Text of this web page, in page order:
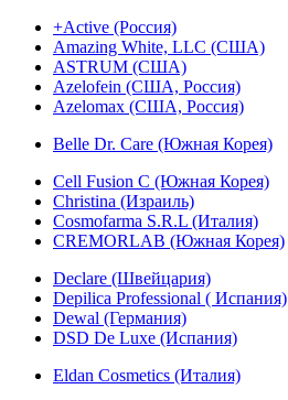
+Active (Россия)
Amazing White, LLC (США)
ASTRUM (США)
Azelofein (США, Россия)
Azelomax (США, Россия)
Belle Dr. Care (Южная Корея)
Cell Fusion C (Южная Корея)
Christina (Израиль)
Cosmofarma S.R.L (Италия)
CREMORLAB (Южная Корея)
Declare (Швейцария)
Depilica Professional ( Испания)
Dewal (Германия)
DSD De Luxe (Испания)
Eldan Cosmetics (Италия)